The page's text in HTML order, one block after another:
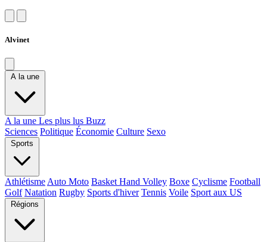
Alvinet
A la une
A la une Les plus lus Buzz
Sciences Politique Économie Culture Sexo
Sports
Athlétisme Auto Moto Basket Hand Volley Boxe Cyclisme Football
Golf Natation Rugby Sports d'hiver Tennis Voile Sport aux US
Régions